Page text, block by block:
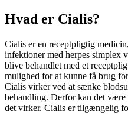
Hvad er Cialis?
Cialis er en receptpligtig
infektioner med herpes simplex
blive behandlet med et
mulighed for at kunne få brug
Cialis virker ved at sænke
behandling. Derfor kan det være
det virker. Cialis er tilgængelig